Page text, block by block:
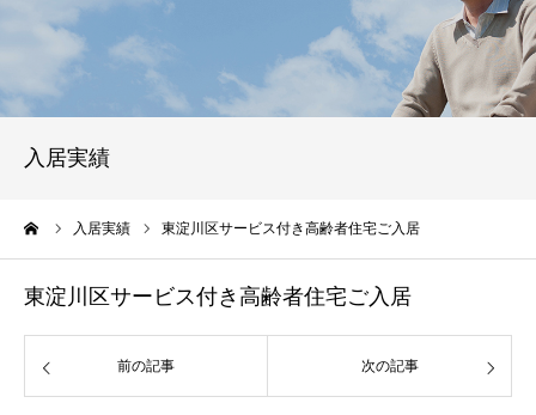
入居実績
入居実績 東淀川区サービス付き高齢者住宅ご入居
東淀川区サービス付き高齢者住宅ご入居
前の記事 次の記事
外国人人材採用
お問い合わせ